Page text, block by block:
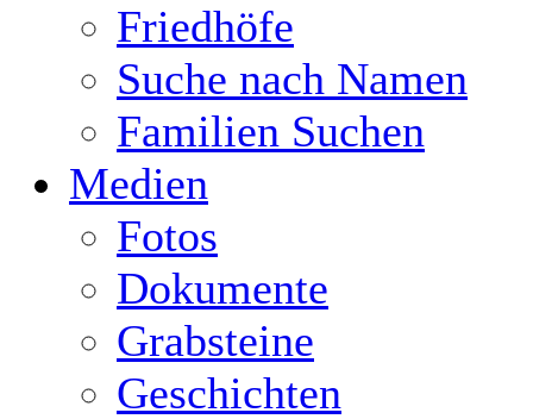
Friedhöfe
Suche nach Namen
Familien Suchen
Medien
Fotos
Dokumente
Grabsteine
Geschichten